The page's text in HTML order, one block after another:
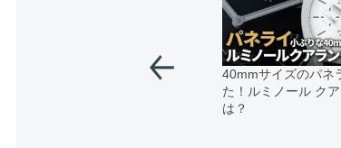
40mmサイズのパネ
た！ルミノール ク
は？